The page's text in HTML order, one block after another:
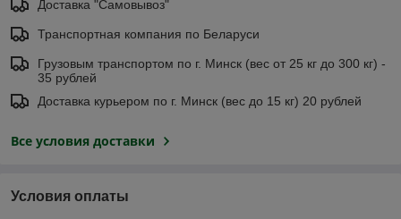
Доставка "Самовывоз"
Транспортная компания по Беларуси
Грузовым транспортом по г. Минск (вес от 25 кг до 300 кг) -
35 рублей
Доставка курьером по г. Минск (вес до 15 кг) 20 рублей
Все условия доставки
Условия оплаты